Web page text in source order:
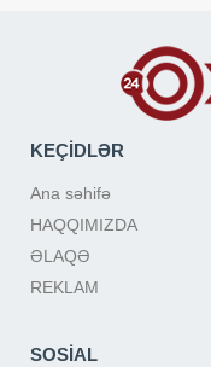
KEÇİDLƏR
Ana səhifə
HAQQIMIZDA
ƏLAQƏ
REKLAM
SOSİAL